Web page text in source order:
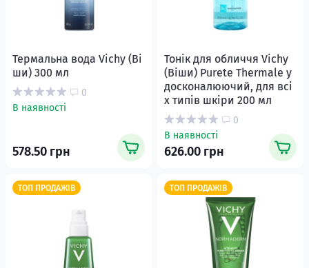
Термальна вода Vichy (Ві
ши) 300 мл
0
В наявності
578.50 грн
Тонік для обличчя Vichy
(Віши) Purete Thermale у
досконалюючий, для всі
х типів шкіри 200 мл
0
В наявності
626.00 грн
ТОП ПРОДАЖІВ ТОП ПРОДАЖІВ